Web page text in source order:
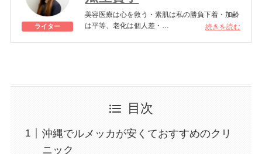
ライター
美容医療は心を救う・素肌は私の勝負下着・加齢
は平等、老化は個人差・
タ注射、いぼ除去、医療脱毛など
続きを読む
目次
沖縄でルメッカが安くておすすめのクリ
ニック